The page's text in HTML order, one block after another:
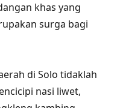
khas yang
surga bagi
di Solo tidaklah
nasi liwet,